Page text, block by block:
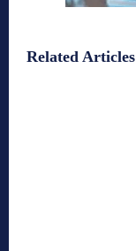
Related Articles